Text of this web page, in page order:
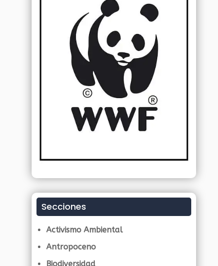
Secciones
Activismo Ambiental
Antropoceno
Biodiversidad